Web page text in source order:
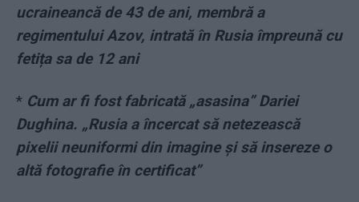
ucraineancă de 43 de ani, membră a
regimentului Azov, intrată în Rusia împreună cu
fetița sa de 12 ani
* Cum ar fi fost fabricată „asasina” Dariei
Dughina. „Rusia a încercat să netezească
pixelii neuniformi din imagine și să insereze o
altă fotografie în certificat”